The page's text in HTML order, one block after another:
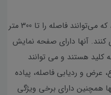
اینها دستگاه‌های حرفه‌ای هستند که می‌توانند فاصله را تا 300 متر
کنند. آنها دارای صفحه نمایش
هستند و می توانند
عرض و ردیابی فاصله، پیاده
همچنین دارای برخی ویژگی